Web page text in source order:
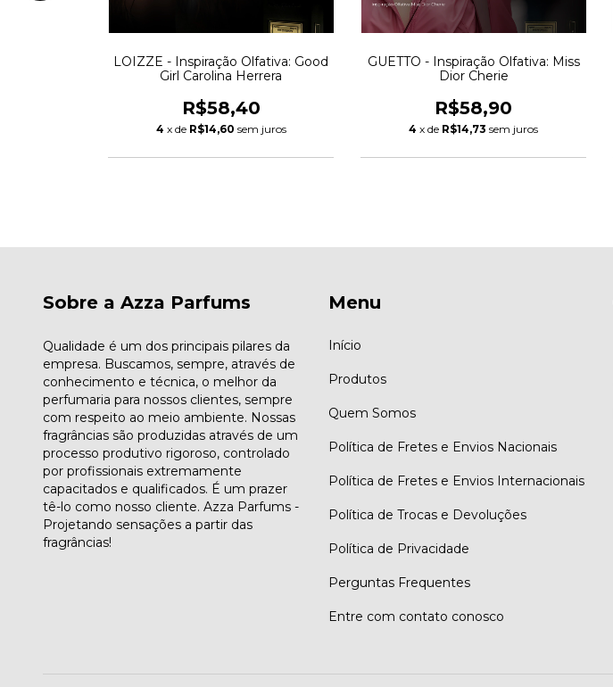
LOIZZE - Inspiração Olfativa: Good
Girl Carolina Herrera
R$58,40
4 x de R$14,60 sem juros
GUETTO - Inspiração Olfativa: Miss
Dior Cherie
R$58,90
4 x de R$14,73 sem juros
Sobre a Azza Parfums
Qualidade é um dos principais pilares da
empresa. Buscamos, sempre, através de
conhecimento e técnica, o melhor da
perfumaria para nossos clientes, sempre
com respeito ao meio ambiente. Nossas
fragrâncias são produzidas através de um
processo produtivo rigoroso, controlado
por profissionais extremamente
capacitados e qualificados. É um prazer
tê-lo como nosso cliente. Azza Parfums -
Projetando sensações a partir das
fragrâncias!
Menu
Início
Produtos
Quem Somos
Política de Fretes e Envios Nacionais
Política de Fretes e Envios Internacionais
Política de Trocas e Devoluções
Política de Privacidade
Perguntas Frequentes
Entre com contato conosco